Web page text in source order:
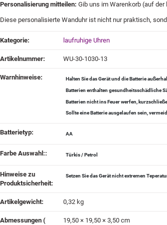
Personalisierung mitteilen: Gib uns im Warenkorb (auf
Diese personalisierte Wanduhr ist nicht nur praktisch,
Produkteigenschaft
Wert
Kategorie: laufruhige Uhren
Artikelnummer: WU-30-1030-13
Warnhinweise‍: Halten Sie das Gerät und die Batterie
Batterien enthalten gesundheitsschädliche
Batterien nicht ins Feuer werfen,
Sollte eine Batterie ausgelaufen sein,
Batterietyp‍: AA
Farbe Auswahl:‍: Türkis / Petrol
Hinweise zu
Produktsicherheit‍:
Setzen Sie das Gerät nicht extremen
Artikelgewicht‍: 0,32 kg
Abmessungen (
19,50 × 19,50 × 3,50 cm